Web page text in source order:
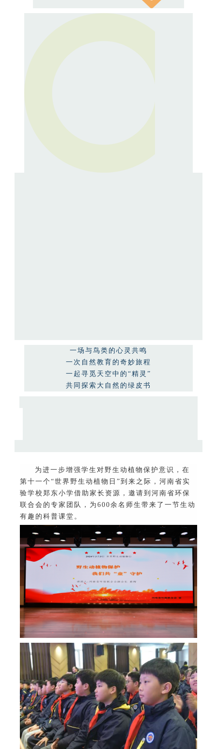
一场与鸟类的心灵共鸣
一次自然教育的奇妙旅程
一起寻觅天空中的 “精灵 ”
共同探索大自然的绿皮书
为进一步增强学生对野生动植物保护意识，在
第十一个 “世界野生动植物日 ”到来之际，河南省实
验学校郑东小学借助家长资源，邀请到河南省环保
联合会的专家团队，为 600余名师生带来了一节生动
有趣的科普课堂。